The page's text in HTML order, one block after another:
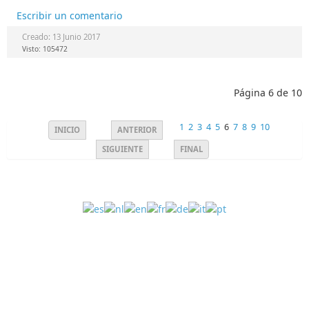
Escribir un comentario
Creado: 13 Junio 2017
Visto: 105472
Página 6 de 10
INICIO ANTERIOR 1 2 3 4 5 6 7 8 9 10
SIGUIENTE FINAL